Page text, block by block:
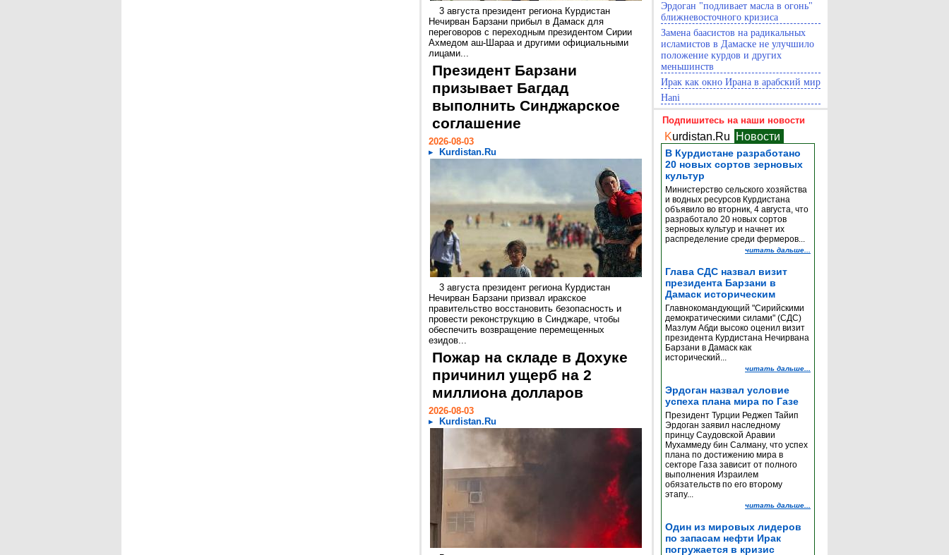
3 августа президент региона Курдистан
Нечирван Барзани прибыл в Дамаск для
переговоров с переходным президентом Сирии
Ахмедом аш-Шараа и другими официальными
лицами...
Президент Барзани
призывает Багдад
выполнить Синджарское
соглашение
2026-08-03
Kurdistan.Ru
3 августа президент региона Курдистан
Нечирван Барзани призвал иракское
правительство восстановить безопасность и
провести реконструкцию в Синджаре, чтобы
обеспечить возвращение перемещенных
езидов...
Пожар на складе в Дохуке
причинил ущерб на 2
миллиона долларов
2026-08-03
Kurdistan.Ru
Эрдоган "подливает масла в огонь"
ближневосточного кризиса
Замена баасистов на радикальных
исламистов в Дамаске не улучшило
положение курдов и других
меньшинств
Ирак как окно Ирана в арабский мир
Hani
Подпишитесь на наши новости
Kurdistan.Ru Новости
В Курдистане разработано
20 новых сортов зерновых
культур
Министерство сельского хозяйства
и водных ресурсов Курдистана
объявило во вторник, 4 августа, что
разработало 20 новых сортов
зерновых культур и начнет их
распределение среди фермеров...
читать дальше...
Глава СДС назвал визит
президента Барзани в
Дамаск историческим
Главнокомандующий "Сирийскими
демократическими силами" (СДС)
Мазлум Абди высоко оценил визит
президента Курдистана Нечирвана
Барзани в Дамаск как
исторический...
читать дальше...
Эрдоган назвал условие
успеха плана мира по Газе
Президент Турции Реджеп Тайип
Эрдоган заявил наследному
принцу Саудовской Аравии
Мухаммеду бин Салману, что успех
плана по достижению мира в
секторе Газа зависит от полного
выполнения Израилем
обязательств по его второму
этапу...
читать дальше...
Один из мировых лидеров
по запасам нефти Ирак
погружается в кризис